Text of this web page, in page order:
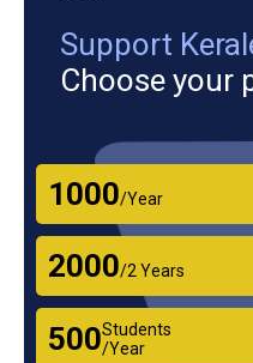
Support
Choose your
₹1000/Year
₹2000/2 Years
₹500Students
/Year